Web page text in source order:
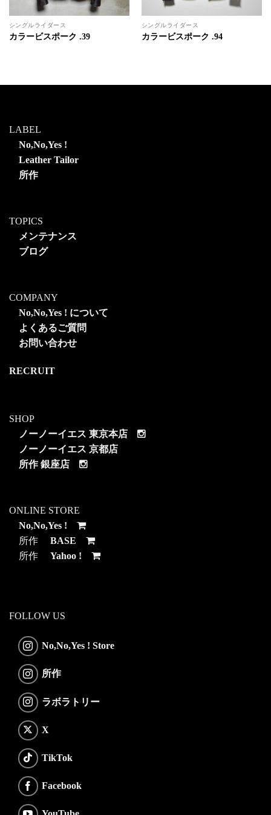
シングルライダース
カラービスポーク .39
シングルライダース
カラービスポーク .94
LABEL
No,No,Yes !
Leather Tailor
所作
TOPICS
メンテナンス
ブログ
COMPANY
No,No,Yes ! について
よくあるご質問
お問い合わせ
RECRUIT
SHOP
ノーノーイエス 東京本店
ノーノーイエス 京都店
所作 銀座店
ONLINE STORE
No,No,Yes !
所作 BASE
所作 Yahoo !
FOLLOW US
No,No,Yes ! Store
所作
ラボラトリー
X
TikTok
Facebook